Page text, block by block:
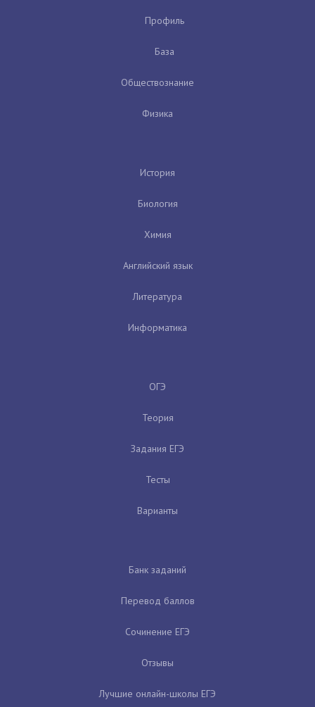
Профиль
База
Обществознание
Физика
История
Биология
Химия
Английский язык
Литература
Информатика
ОГЭ
Теория
Задания ЕГЭ
Тесты
Варианты
Банк заданий
Перевод баллов
Сочинение ЕГЭ
Отзывы
Лучшие онлайн-школы ЕГЭ